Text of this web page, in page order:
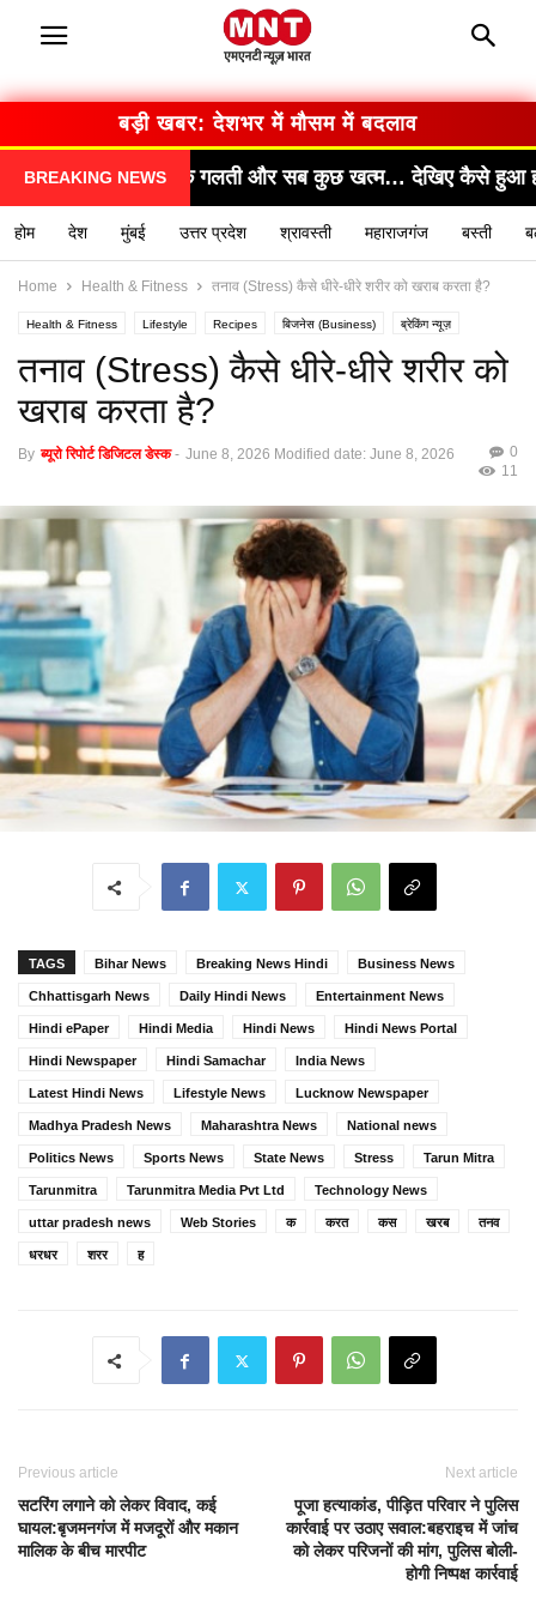
बड़ी खबर: सरकार का बड़ा फैसला
BREAKING NEWS
देखिए कैसे हुआ हादसा!" "सामने आया चौंकाने वाला
होम देश मुंबई उत्तर प्रदेश श्रावस्ती महाराजगंज बस्ती
Home Health & Fitness तनाव (Stress) कैसे धीरे-धीरे शरीर को खराब करता है?
Health & Fitness Lifestyle Recipes बिजनेस (Business) ब्रेकिंग न्यूज़
मनोरंजन (Entertainment) राशिफल / ज्योतिष स्वास्थ्य (Health)
तनाव (Stress) कैसे धीरे-धीरे शरीर को
खराब करता है?
By ब्यूरो रिपोर्ट डिजिटल डेस्क - June 8, 2026 Modified date: June 8, 2026
0
11
TAGS Bihar News Breaking News Hindi Business News
Chhattisgarh News Daily Hindi News Entertainment News
Hindi ePaper Hindi Media Hindi News Hindi News Portal
Hindi Newspaper Hindi Samachar India News
Latest Hindi News Lifestyle News Lucknow Newspaper
Madhya Pradesh News Maharashtra News National news
Politics News Sports News State News Stress Tarun Mitra
Tarunmitra Tarunmitra Media Pvt Ltd Technology News
uttar pradesh news Web Stories क करत कस खरब तनव
धरधर शरर ह
Previous article
सटरिंग लगाने को लेकर विवाद, कई
घायल:बृजमनगंज में मजदूरों और मकान
मालिक के बीच मारपीट
Next article
पूजा हत्याकांड, पीड़ित परिवार ने पुलिस
कार्रवाई पर उठाए सवाल:बहराइच में जांच
को लेकर परिजनों की मांग, पुलिस बोली-
होगी निष्पक्ष कार्रवाई